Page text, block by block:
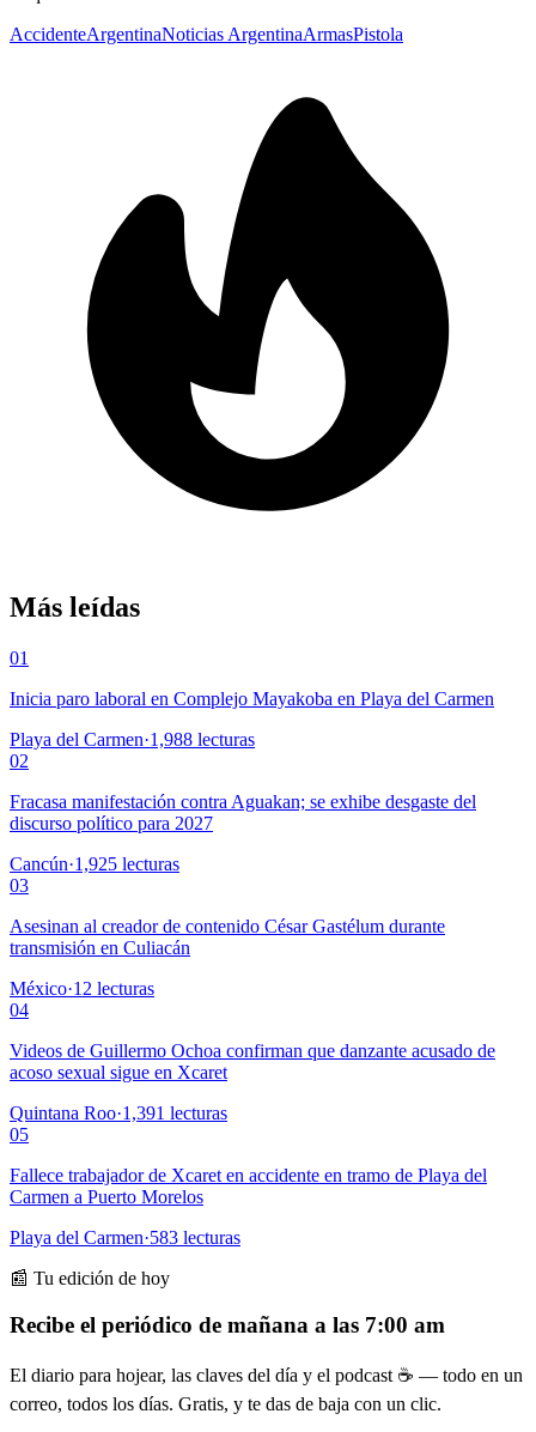
AccidenteArgentinaNoticias ArgentinaArmasPistola
Más leídas
01
Inicia paro laboral en Complejo Mayakoba en Playa del Carmen
Playa del Carmen·1,988 lecturas
02
Fracasa manifestación contra Aguakan; se exhibe desgaste del
discurso político para 2027
Cancún·1,925 lecturas
03
Asesinan al creador de contenido César Gastélum durante
transmisión en Culiacán
México·12 lecturas
04
Videos de Guillermo Ochoa confirman que danzante acusado de
acoso sexual sigue en Xcaret
Quintana Roo·1,391 lecturas
05
Fallece trabajador de Xcaret en accidente en tramo de Playa del
Carmen a Puerto Morelos
Playa del Carmen·583 lecturas
📰 Tu edición de hoy
Recibe el periódico de mañana a las 7:00 am
El diario para hojear, las claves del día y el podcast ☕ — todo en un
correo, todos los días. Gratis, y te das de baja con un clic.